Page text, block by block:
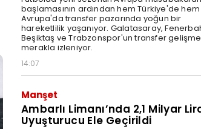
başlamasının ardından hem Türkiye'de
Avrupa'da transfer pazarında yoğun bir
hareketlilik yaşanıyor. Galatasaray,
Beşiktaş ve Trabzonspor'un transfer
merakla izleniyor.
14:07
Manşet
Ambarlı Limanı’nda 2,1 Milyar
Uyuşturucu Ele Geçirildi